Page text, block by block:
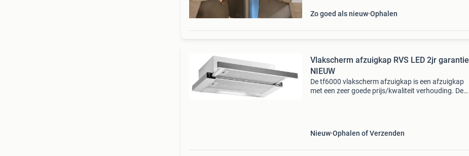
Zo goed als nieuw Ophalen
Vlakscherm afzuigkap RVS LED 2jr garantie
NIEUW
De tf6000 vlakscherm afzuigkap is een afzuigkap
met een zeer goede prijs/kwaliteit verhouding. De
Nieuw Ophalen of Verzenden